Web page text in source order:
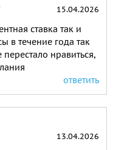
15.04.2026
ставка так и
в течение года так
нравиться,
ответить
13.04.2026